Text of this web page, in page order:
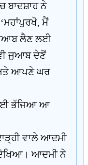
ਬਾਦਸ਼ਾਹ ਨੇ
ਮੈਂ
ਲੈਣ ਲਈ
ਜੁਆਬ ਦੇਣੋਂ
ਆਪਣੇ ਘਰ
ਭੱਜਿਆ ਆ
ਵਾਲੇ ਆਦਮੀ
ਆਦਮੀ ਨੇ